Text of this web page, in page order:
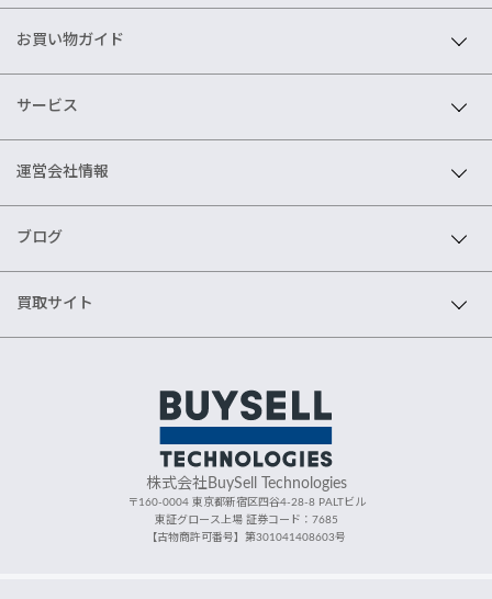
お買い物ガイド
サービス
運営会社情報
ブログ
買取サイト
株式会社BuySell Technologies
〒160-0004 東京都新宿区四谷4-28-8 PALTビル
東証グロース上場 証券コード：7685
【古物商許可番号】第301041408603号